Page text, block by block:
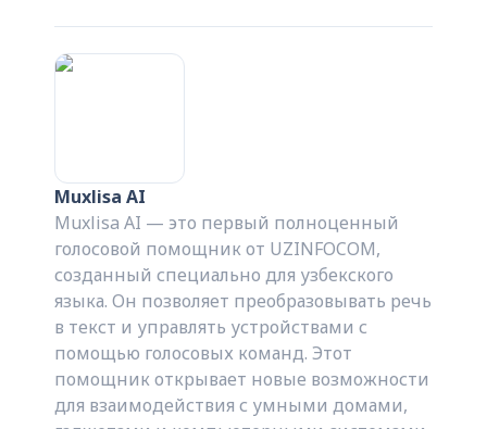
Muxlisa AI
Muxlisa AI — это первый полноценный
голосовой помощник от UZINFOCOM,
созданный специально для узбекского
языка. Он позволяет преобразовывать речь
в текст и управлять устройствами с
помощью голосовых команд. Этот
помощник открывает новые возможности
для взаимодействия с умными домами,